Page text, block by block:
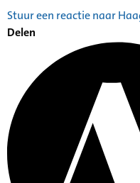
Stuur een reactie naar
Delen